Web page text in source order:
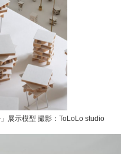
展示模型 撮影：ToLoLo studio